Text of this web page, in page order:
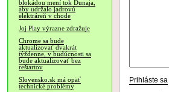
blokádou mení tok Dunaja,
aby udržalo jadrovú
elektráreň v chode
Joj Play výrazne zdražuje
Chrome sa bude
aktualizovať dvakrát
týždenne, v budúcnosti sa
bude aktualizovať bez
reštartov
Slovensko.sk má opäť
technické problémy
Prihláste sa